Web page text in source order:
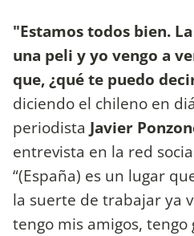
"Estamos todos bien.
una peli y yo vengo a
que, ¿qué te puedo
diciendo el chileno en
periodista Javier
entrevista en la red
“(España) es un lugar
la suerte de trabajar ya
tengo mis amigos, tengo